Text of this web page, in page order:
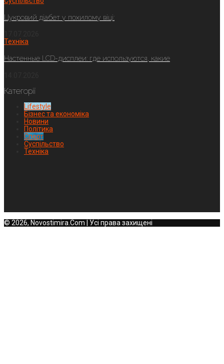
Цукровий діабет у похилому віці:
Техніка
Настенные LCD-дисплеи: где используются, какие
Категорії
Lifestyle
Бізнес та економіка
Новини
Політика
Спорт
Суспільство
Техніка
© 2026, Novostimira.Com | Усі права захищені